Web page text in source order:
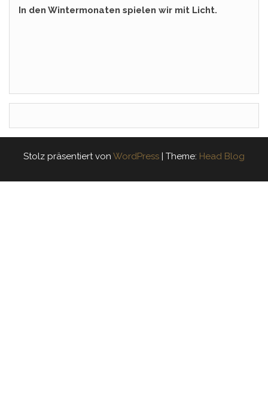
In den Wintermonaten spielen wir mit Licht.
Stolz präsentiert von WordPress | Theme: Head Blog